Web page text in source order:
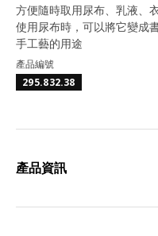
方便隨時取用尿布、乳液、
使用尿布時，可以將它變成
手工藝的用途
產品編號
295.832.38
產品資訊